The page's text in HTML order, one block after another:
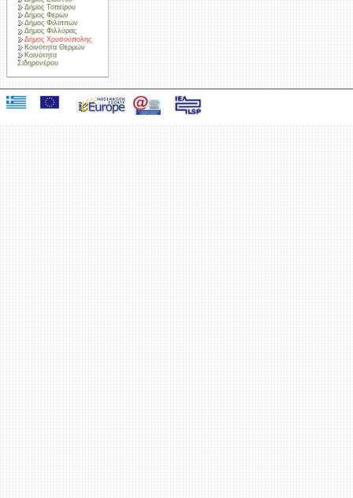
Δήμος Τοπείρου
Δήμος Φερών
Δήμος Φιλίππων
Δήμος Φιλλύρας
Δήμος Χρυσούπολης
Κοινότητα Θερμών
Κοινότητα
Σιδηρονέρου